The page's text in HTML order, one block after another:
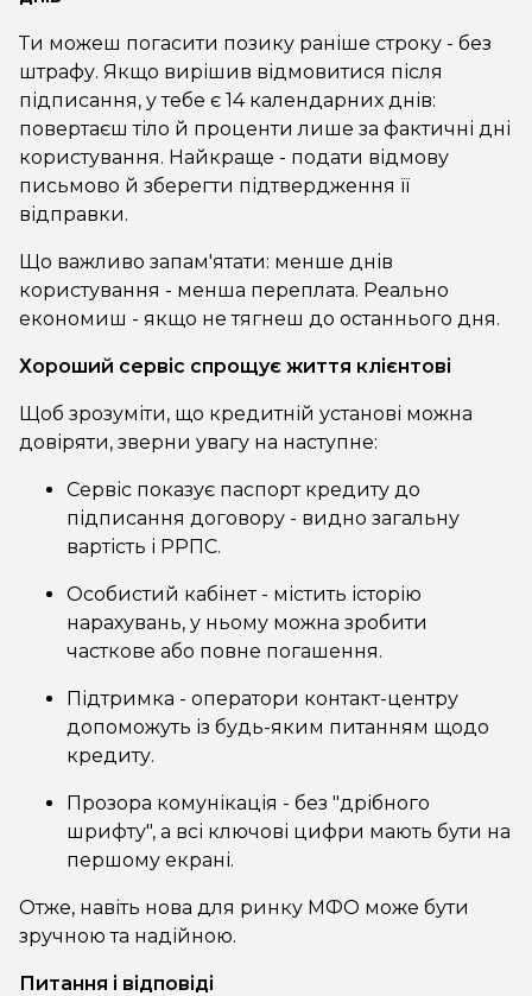
Ти можеш погасити позику раніше строку - без
штрафу. Якщо вирішив відмовитися після
підписання, у тебе є 14 календарних днів:
повертаєш тіло й проценти лише за фактичні дні
користування. Найкраще - подати відмову
письмово й зберегти підтвердження її
відправки.
Що важливо запам'ятати: менше днів
користування - менша переплата. Реально
економиш - якщо не тягнеш до останнього дня.
Хороший сервіс спрощує життя клієнтові
Щоб зрозуміти, що кредитній установі можна
довіряти, зверни увагу на наступне:
Сервіс показує паспорт кредиту до
підписання договору - видно загальну
вартість і РРПС.
Особистий кабінет - містить історію
нарахувань, у ньому можна зробити
часткове або повне погашення.
Підтримка - оператори контакт-центру
допоможуть із будь-яким питанням щодо
кредиту.
Прозора комунікація - без "дрібного
шрифту", а всі ключові цифри мають бути на
першому екрані.
Отже, навіть нова для ринку МФО може бути
зручною та надійною.
Питання і відповіді